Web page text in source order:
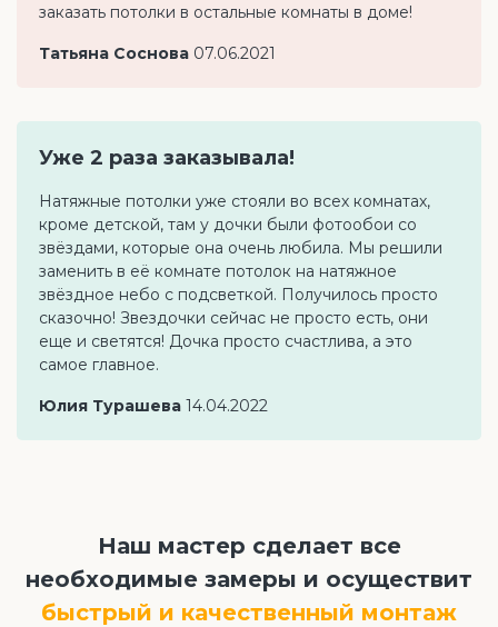
заказать потолки в остальные комнаты в доме!
Татьяна Соснова 07.06.2021
Уже 2 раза заказывала!
Натяжные потолки уже стояли во всех комнатах,
кроме детской, там у дочки были фотообои со
звёздами, которые она очень любила. Мы решили
заменить в её комнате потолок на натяжное
звёздное небо с подсветкой. Получилось просто
сказочно! Звездочки сейчас не просто есть, они
еще и светятся! Дочка просто счастлива, а это
самое главное.
Юлия Турашева 14.04.2022
Наш мастер сделает все
необходимые замеры и осуществит
быстрый и качественный монтаж